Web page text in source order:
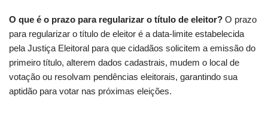
O que é o prazo para regularizar o título de eleitor? O prazo
para regularizar o título de eleitor é a data-limite estabelecida
pela Justiça Eleitoral para que cidadãos solicitem a emissão do
primeiro título, alterem dados cadastrais, mudem o local de
votação ou resolvam pendências eleitorais, garantindo sua
aptidão para votar nas próximas eleições.